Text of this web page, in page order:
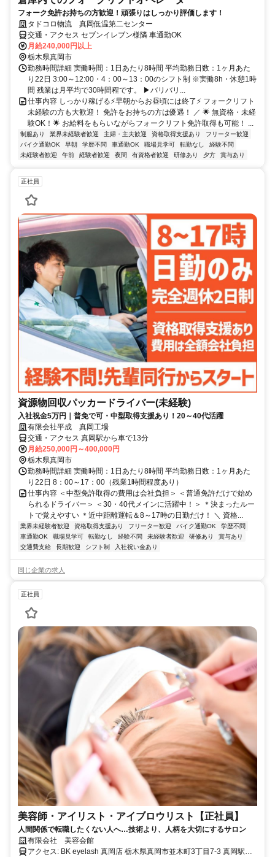
フォーク免許お持ちの方歓迎！頑張りはしっかり評価します！
タドコロ物流 真岡低温第二センター
交通・アクセス セブンイレブン様隣 車通勤OK
月給240,000円以上
栃木県真岡市
勤務時間詳細 実働時間：1日あたり8時間 平均勤務日数：1ヶ月あた
り22日 3:00～12:00・4：00～13：00のシフト制 ※実働8h・休憩1時
間 残業は月平均で30時間程です。 ▶バリバリ...
仕事内容 しっかり稼げる⚡早朝からお昼頃には終了⚡ フォークリフト
未経験の方も大歓迎！ 免許をお持ちの方は優遇！ ／ 🌟 無資格・未経
験OK！🌟 お給料をもらいながらフォークリフト免許取得も可能！ ...
制服あり 業界未経験者歓迎 主婦・主夫歓迎 資格取得支援あり
フリーター歓迎
バイク通勤OK
早朝 学歴不問 車通勤OK 職場見学可 転勤なし
経験不問
未経験者歓迎
午前 経験者歓迎 夜間 有資格者歓迎 研修あり 夕方 賞与あり
正社員
資源物回収パッカードライバー(未経験)
入社祝金5万円｜普免で可・中型取得支援あり！20～40代活躍
有限会社平成 真岡工場
交通・アクセス 真岡駅から車で13分
月給250,000円～400,000円
栃木県真岡市
勤務時間詳細 実働時間：1日あたり8時間 平均勤務日数：1ヶ月あた
り22日 8：00～17：00（残業1時間程度あり）
仕事内容 ＜中型免許取得の費用は会社負担＞ ＜普通免許だけで始め
られるドライバー＞ ＜30・40代メインに活躍中！＞ ＊決まったルー
トで覚えやすい ＊近中距離運転＆8～17時の日勤だけ！ ＼ 資格...
業界未経験者歓迎 資格取得支援あり フリーター歓迎 バイク通勤OK
学歴不問
車通勤OK
職場見学可 転勤なし 経験不問 未経験者歓迎 研修あり
賞与あり
交通費支給
長期歓迎 シフト制 入社祝い金あり
同じ企業の求人
正社員
美容師・アイリスト・アイブロウリスト【正社員】
人間関係で転職したくない人へ…技術より、人柄を大切にするサロン
有限会社 美容会館
アクセス: BK eyelash 真岡店 栃木県真岡市並木町3丁目7-3 真岡駅よ